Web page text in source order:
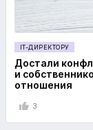
IT-ДИРЕКТОРУ
Достали
и
отношения
3